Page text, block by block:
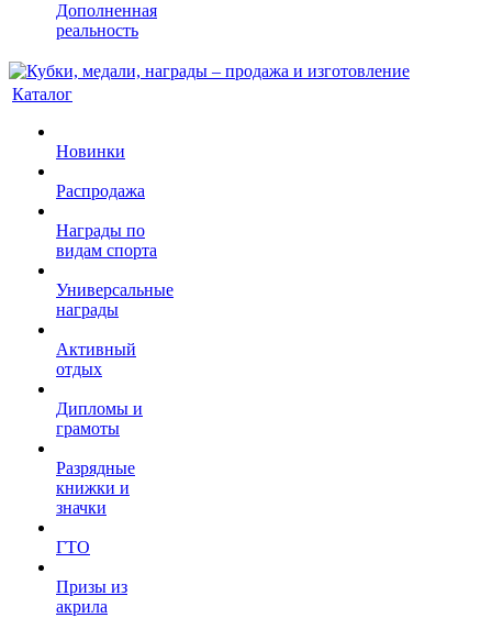
Дополненная
реальность
Каталог
Новинки
Распродажа
Награды по
видам спорта
Универсальные
награды
Активный
отдых
Дипломы и
грамоты
Разрядные
книжки и
значки
ГТО
Призы из
акрила